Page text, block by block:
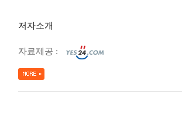
저자소개
자료제공 :